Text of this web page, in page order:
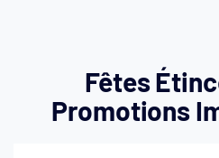
Fêtes
Promotions